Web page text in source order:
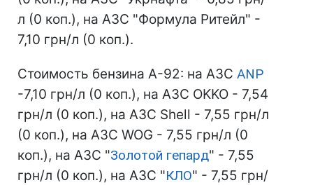
л (0 коп.), на АЗС "Формула Ритейл" -
7,10 грн/л (0 коп.).
Стоимость бензина А-92: на АЗС ANP
-7,10 грн/л (0 коп.), на АЗС OKKO - 7,54
грн/л (0 коп.), на АЗС Shell - 7,55 грн/л
(0 коп.), на АЗС WOG - 7,55 грн/л (0
коп.), на АЗС "Золотой гепард" - 7,55
грн/л (0 коп.), на АЗС "КЛО" - 7,55 грн/